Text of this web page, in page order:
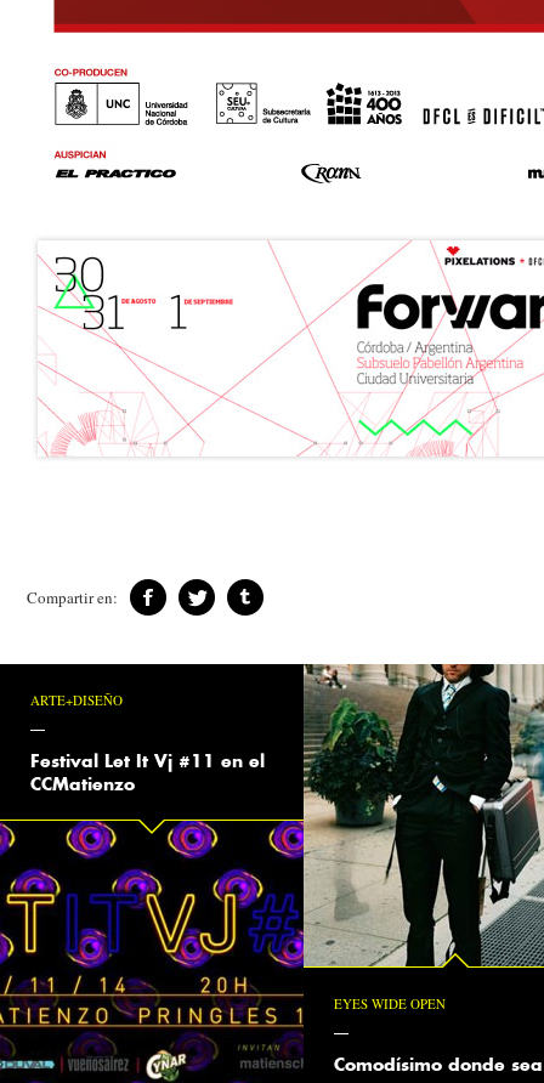
Compartir en:
ARTE+DISEÑO
Festival Let It Vj #11 en el
CCMatienzo
EYES WIDE OPEN
Comodísimo donde sea